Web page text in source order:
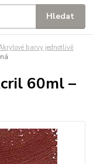
Hledat
barvy jednotlivě
60ml –